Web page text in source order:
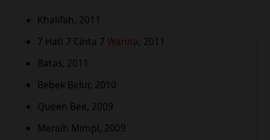
Khalifah, 2011
7 Hati 7 Cinta 7 Wanita, 2011
Batas, 2011
Bebek Belur, 2010
Queen Bee, 2009
Meraih Mimpi, 2009